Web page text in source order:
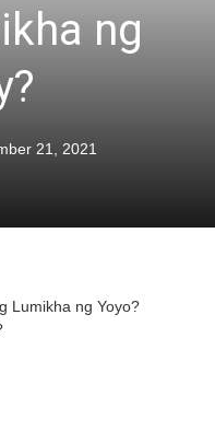
ng
21, 2021
Lumikha ng Yoyo?